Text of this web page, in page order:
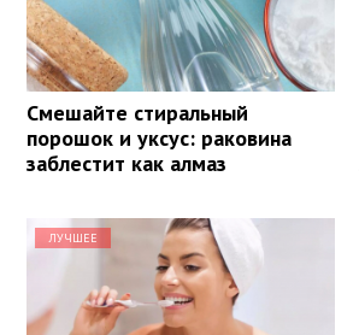
Смешайте стиральный
порошок и уксус: раковина
заблестит как алмаз
ЛУЧШЕЕ